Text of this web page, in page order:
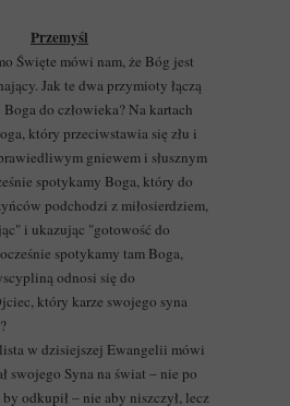
Przemyśl
Święte mówi nam, że Bóg jest
Jak te dwa przymioty łączą
do człowieka? Na kartach
który przeciwstawia się złu i
gniewem i słusznym
spotykamy Boga, który do
podchodzi z miłosierdziem,
i ukazując "gotowość do
spotykamy tam Boga,
odnosi się do
który karze swojego syna
w dzisiejszej Ewangelii mówi
swojego Syna na świat – nie po
odkupił – nie aby niszczył, lecz